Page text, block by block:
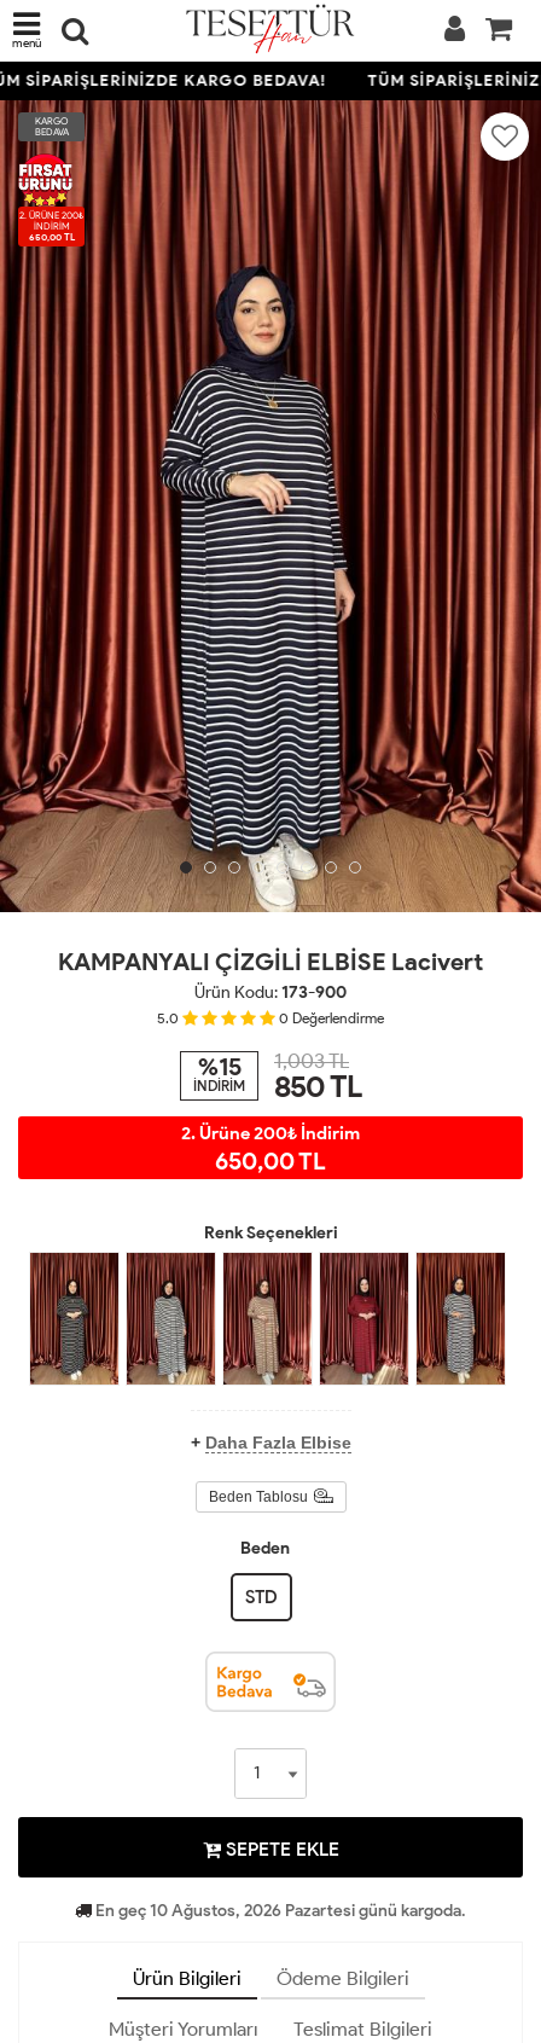
menü
SİPARİŞLERİNİZDE KARGO BEDAVA! TÜM
KARGO
BEDAVA
2. ÜRÜNE 200₺
İNDIRIM
650,00 TL
KAMPANYALI ÇİZGİLİ ELBİSE Lacivert
Ürün Kodu:173-900
5.0 0 Değerlendirme
%15
İNDİRİM
1,003 TL
850TL
2. Ürüne 200₺ İndirim
650,00 TL
Renk Seçenekleri
+ Daha Fazla Elbise
Beden Tablosu
Beden
STD
SEPETE EKLE
En geç 10 Ağustos, 2026 Pazartesi günü kargoda.
Ürün Bilgileri Ödeme Bilgileri
Müşteri Yorumları Teslimat Bilgileri